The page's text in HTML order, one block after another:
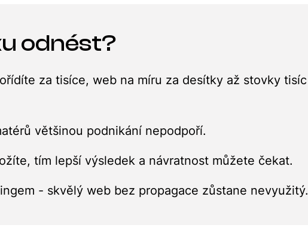
odnést?
za tisíce, web na míru za desítky až stovky tisíc
většinou podnikání nepodpoří.
tím lepší výsledek a návratnost můžete čekat.
- skvělý web bez propagace zůstane nevyužitý.